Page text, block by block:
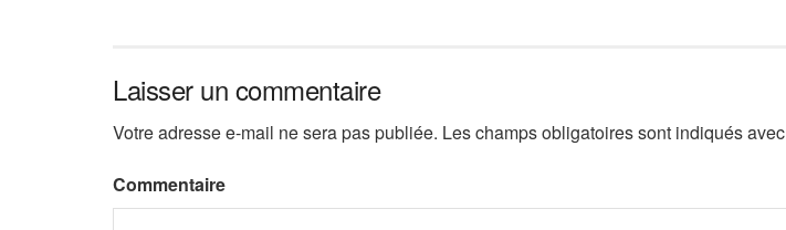
Laisser un commentaire
Votre adresse e-mail ne sera pas publiée. Les champs obligatoires sont indiqués avec
Commentaire